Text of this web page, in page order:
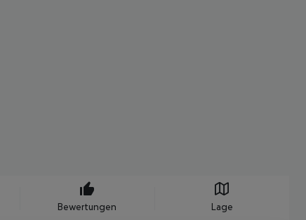
Bewertungen Lage